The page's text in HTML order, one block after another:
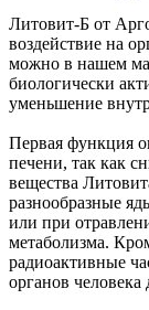
Литовит-Б от
воздействие на
можно в нашем
биологически
уменьшение
Первая функция
печени, так как
вещества
разнообразные
или при
метаболизма.
радиоактивные
органов человека